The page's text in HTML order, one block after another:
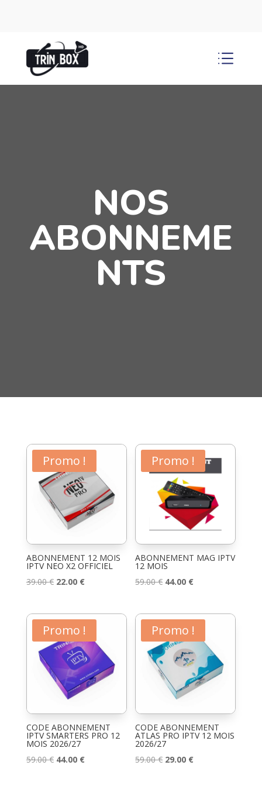
d
NOS
ABONNEME
NTS
Promo !
ABONNEMENT 12 MOIS
IPTV NEO X2 OFFICIEL
39.00€ Le
initial
était :
39.00 €.
22.00 €Le
actuel
est :
22.00 €.
Promo !
ABONNEMENT MAG IPTV
12 MOIS
59.00€ Le
initial
était :
59.00 €.
44.00 €Le
actuel
est :
44.00 €.
Promo !
CODE ABONNEMENT
IPTV SMARTERS PRO 12
MOIS 2026/27
59.00€ Le
44.00 €Le
Promo !
CODE ABONNEMENT
ATLAS PRO IPTV 12 MOIS
2026/27
59.00€ Le
29.00 €Le